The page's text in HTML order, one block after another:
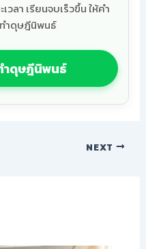
ลา เรียนจบเร็วขึ้น ให้คำ
ำดุษฎีนิพนธ์
ำดุษฎีนิพนธ์
NEXT